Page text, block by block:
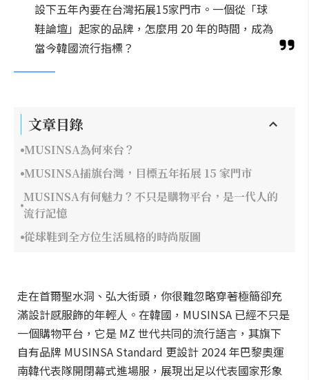
設下五年內要在台灣拓展15家門市。一個從「球
鞋論壇」起家的品牌，怎麼用 20 年的時間，成為
當今韓國流行指標？
文章目錄
MUSINSA為何來台？
MUSINSA插旗台灣，目標五年拓展 15 家門市
MUSINSA有何魅力？不只是購物平台，是一代人的
流行記憶
從球鞋到全方位生活風格的時尚版圖
走在首爾聖水洞、弘大街頭，你很難忽略穿著極簡卻充
滿設計感服飾的年輕人。在韓國，MUSINSA 已經不只是
一個購物平台，它是 MZ 世代共同的流行語言，其旗下
自有品牌 MUSINSA Standard 更設計 2024 年巴黎奧運
南韓代表隊開閉幕式進場服，展現出足以代表國家形象